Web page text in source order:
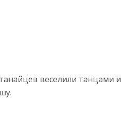
веселили танцами и